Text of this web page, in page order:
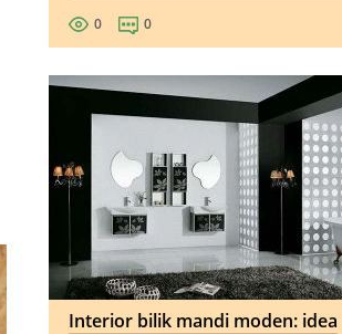
0 0
Interior bilik mandi moden: idea